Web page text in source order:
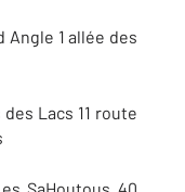
Angle 1 allée des
Lacs 11 route
SaHoutous 40